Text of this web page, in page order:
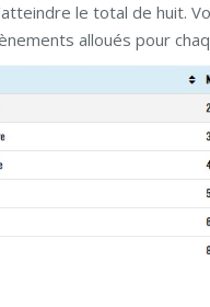
le total de huit.
alloués pour